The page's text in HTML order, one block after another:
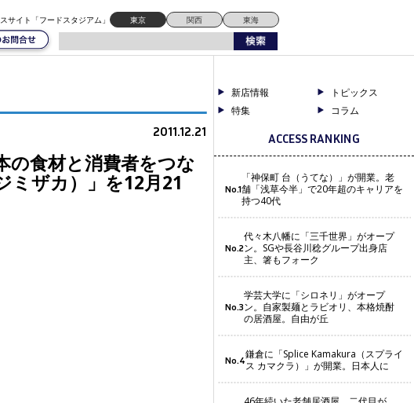
サイト「フードスタジアム」 東京 関西 東海
2011.12.21
の食材と消費者をつな
ミザカ）」を12月21
新店情報
トピックス
特集
コラム
ACCESS RANKING
No.1
「神保町 台（うてな）」が開業。老
舗「浅草今半」で20年超のキャリアを
持つ40代
No.2
代々木八幡に「三千世界」がオープ
ン。SGや長谷川稔グループ出身店
主、箸もフォーク
No.3
学芸大学に「シロネリ」がオープ
ン。自家製麺とラビオリ、本格焼酎
の居酒屋。自由が丘
No.4鎌倉に「Splice Kamakura（スプライ
ス カマクラ）」が開業。日本人に